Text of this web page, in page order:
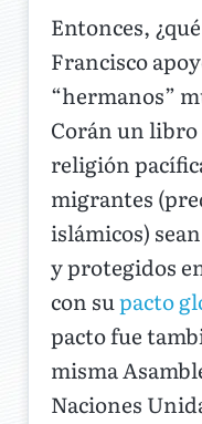
Entonces,
Francisco
“hermanos”
Corán un libro
religión
migrantes
islámicos)
y protegidos
con supacto
pacto fue
misma
Naciones